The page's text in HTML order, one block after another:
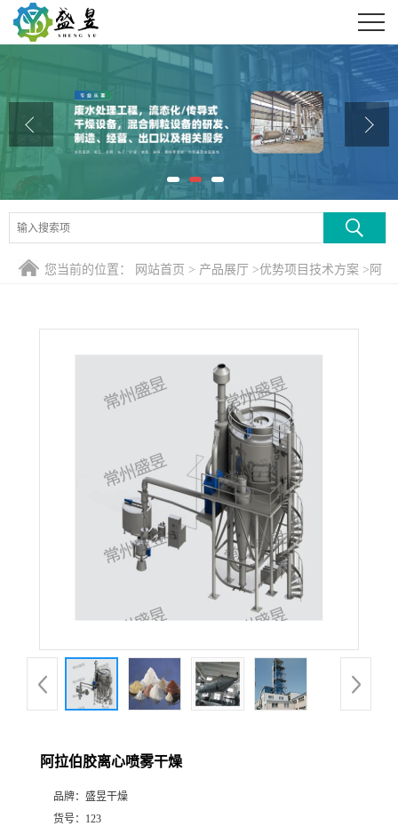
公司介绍
公司动态
产品展厅
证书荣誉
联系方式
您当前的位置： 网站首页 > 产品展厅 >优势项目技术方案 > 阿
阿拉伯胶离心喷雾干燥
品牌： 盛昱干燥
货号： 123